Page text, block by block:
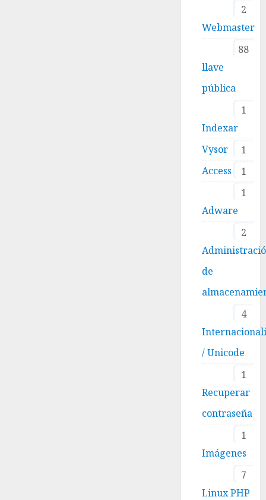
2
Webmaster
88
llave
pública
1
Indexar
1
Vysor
1
Access
1
Adware
2
de
4
/ Unicode
1
Recuperar
contraseña
1
Imágenes
7
Linux PHP